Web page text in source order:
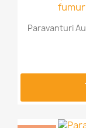
Paravanturi